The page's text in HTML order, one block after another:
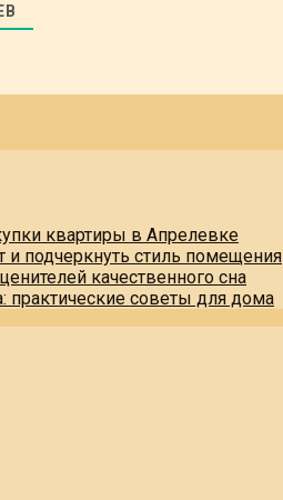
квартиры в Апрелевке
подчеркнуть стиль помещения
качественного сна
практические советы для дома